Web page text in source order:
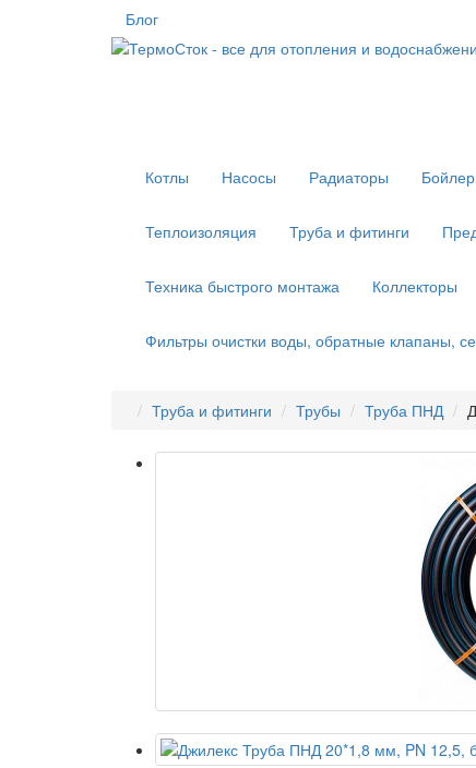
Блог
Котлы Насосы Радиаторы
Теплоизоляция Труба и фитинги
Техника быстрого монтажа Коллекторы
Фильтры очистки воды, обратные клапаны,
Труба и фитинги Трубы Труба ПНД